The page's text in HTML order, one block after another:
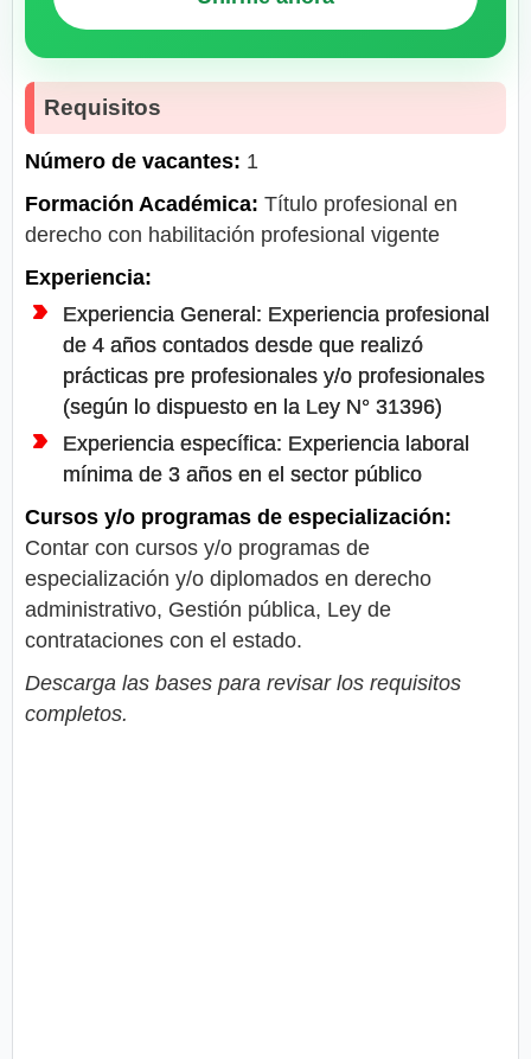
Requisitos
Número de vacantes: 1
Formación Académica: Título profesional en
derecho con habilitación profesional vigente
Experiencia:
Experiencia General: Experiencia profesional
de 4 años contados desde que realizó
prácticas pre profesionales y/o profesionales
(según lo dispuesto en la Ley N° 31396)
Experiencia específica: Experiencia laboral
mínima de 3 años en el sector público
Cursos y/o programas de especialización:
Contar con cursos y/o programas de
especialización y/o diplomados en derecho
administrativo, Gestión pública, Ley de
contrataciones con el estado.
Descarga las bases para revisar los requisitos
completos.